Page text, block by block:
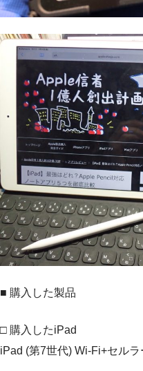
■ 購入した製品
□ 購入したiPad
iPad (第7世代) Wi-Fi+セル